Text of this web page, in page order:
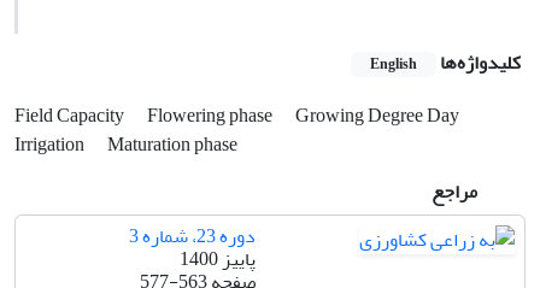
کلیدواژه‌ها English
Field Capacity Flowering phase
Growing Degree Day
Irrigation
Maturation phase
مراجع
دوره 23، شماره 3
پاییز 1400